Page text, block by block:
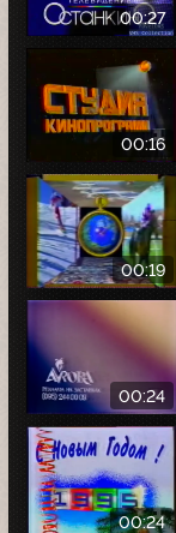
00:27
00:16
00:19
00:24
00:24